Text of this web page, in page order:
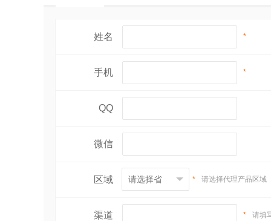
姓名 *
手机 *
QQ
微信
区域 * 请选择代理产品区域
渠道 * 请填